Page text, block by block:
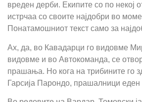
вреден дерби. Екипите со по некој
истрчаа со своите најдобри во
Понатамошниот текст само за
Ах, да, во Кавадарци го видовме
видовме и во Автокоманда, се
прашања. Но кога на трибините го
Гарсија Парондо, прашалници еден